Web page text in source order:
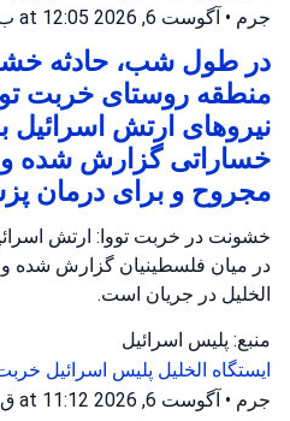
جرم • آگوست 6, 2026 at 12:05 ب.ظ
در طول شب، حادثه
منطقه روستای خربت
نیروهای ارتش اسرائیل
خساراتی گزارش شده
مجروح و برای درمان
خشونت در خربت تووا: ارتش
در میان فلسطینیان گزارش شده
الخلیل در جریان است.
منبع: پلیس اسرائیل
ایستگاه الخلیل پلیس اسرائیل
جرم • آگوست 6, 2026 at 11:12 ق.ظ